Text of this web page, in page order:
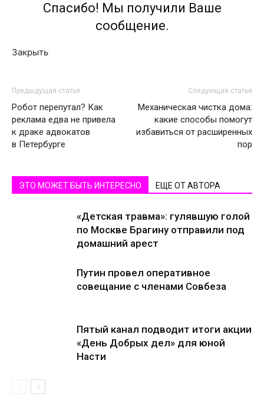
Спасибо! Мы получили Ваше
сообщение.
Закрыть
Предыдущая статья
Робот перепутал? Как
реклама едва не привела
к драке адвокатов
в Петербурге
Следующая статья
Механическая чистка дома:
какие способы помогут
избавиться от расширенных
пор
ЭТО МОЖЕТ БЫТЬ ИНТЕРЕСНО ЕЩЕ ОТ АВТОРА
«Детская травма»: гулявшую голой
по Москве Брагину отправили под
домашний арест
Путин провел оперативное
совещание с членами Совбеза
Пятый канал подводит итоги акции
«День Добрых дел» для юной
Насти